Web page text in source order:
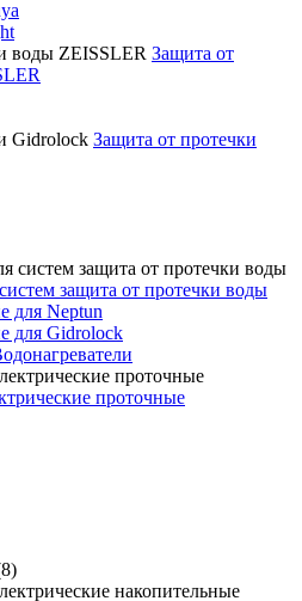
Защита от
Защита от протечки
защита от протечки воды
для Neptun
для Gidrolock
проточные